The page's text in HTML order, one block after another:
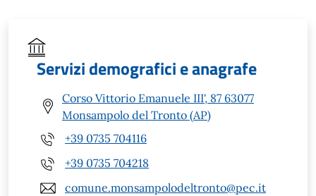
Servizi demografici e anagrafe
Corso Vittorio Emanuele III', 87 63077
Monsampolo del Tronto (AP)
+39 0735 704116
+39 0735 704218
comune.monsampolodeltronto@pec.it